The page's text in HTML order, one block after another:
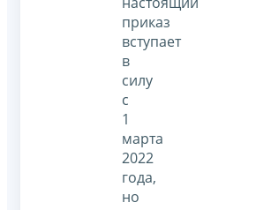
приказ
вступает
в
силу
с
1
марта
2022
года,
но